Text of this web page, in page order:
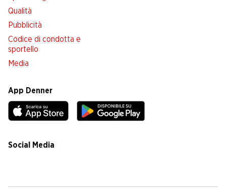
Qualità
Pubblicità
Codice di condotta e
sportello
Media
App Denner
Social Media